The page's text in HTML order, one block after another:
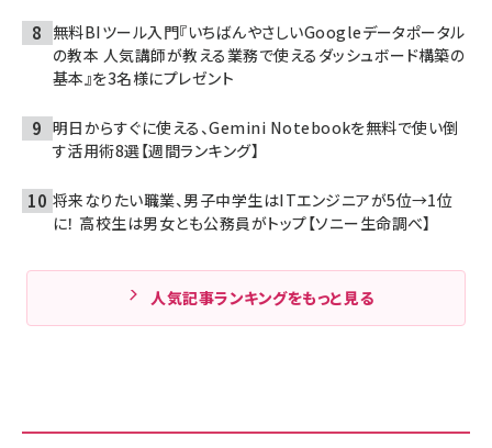
無料BIツール入門『いちばんやさしいGoogleデータポータル
の教本 人気講師が教える業務で使えるダッシュボード構築の
基本』を3名様にプレゼント
明日からすぐに使える、Gemini Notebookを無料で使い倒
す活用術8選【週間ランキング】
将来なりたい職業、男子中学生はITエンジニアが5位→1位
に！ 高校生は男女とも公務員がトップ【ソニー生命調べ】
人気記事ランキングをもっと見る